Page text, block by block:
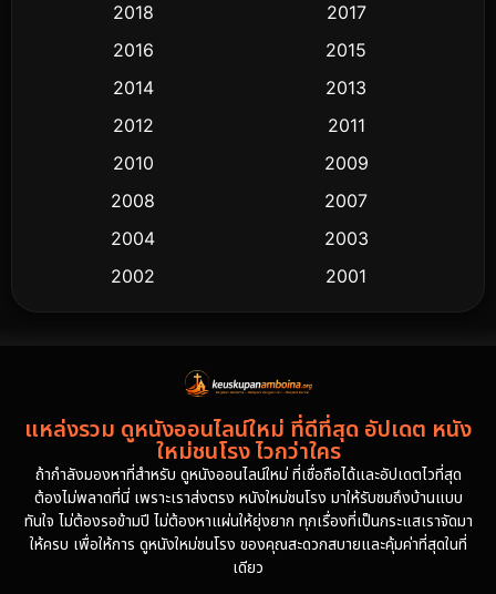
2018
2017
2016
2015
2014
2013
2012
2011
2010
2009
2008
2007
2004
2003
2002
2001
2000
1997
1986
1985
1981
1978
1974
แหล่งรวม ดูหนังออนไลน์ใหม่ ที่ดีที่สุด อัปเดต หนัง
ใหม่ชนโรง ไวกว่าใคร
ถ้ากำลังมองหาที่สำหรับ ดูหนังออนไลน์ใหม่ ที่เชื่อถือได้และอัปเดตไวที่สุด
ต้องไม่พลาดที่นี่ เพราะเราส่งตรง หนังใหม่ชนโรง มาให้รับชมถึงบ้านแบบ
ทันใจ ไม่ต้องรอข้ามปี ไม่ต้องหาแผ่นให้ยุ่งยาก ทุกเรื่องที่เป็นกระแสเราจัดมา
ให้ครบ เพื่อให้การ ดูหนังใหม่ชนโรง ของคุณสะดวกสบายและคุ้มค่าที่สุดในที่
เดียว